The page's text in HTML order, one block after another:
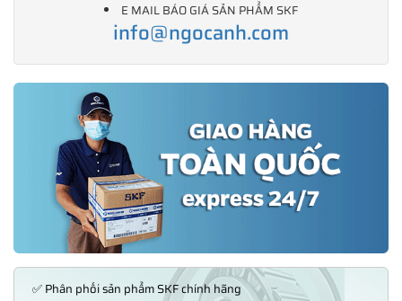
E MAIL BÁO GIÁ SẢN PHẨM SKF
info@ngocanh.com
✅ Phân phối sản phẩm SKF chính hãng